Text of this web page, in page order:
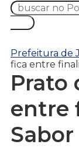
Prefeitura de
fica entre
Prato
entre